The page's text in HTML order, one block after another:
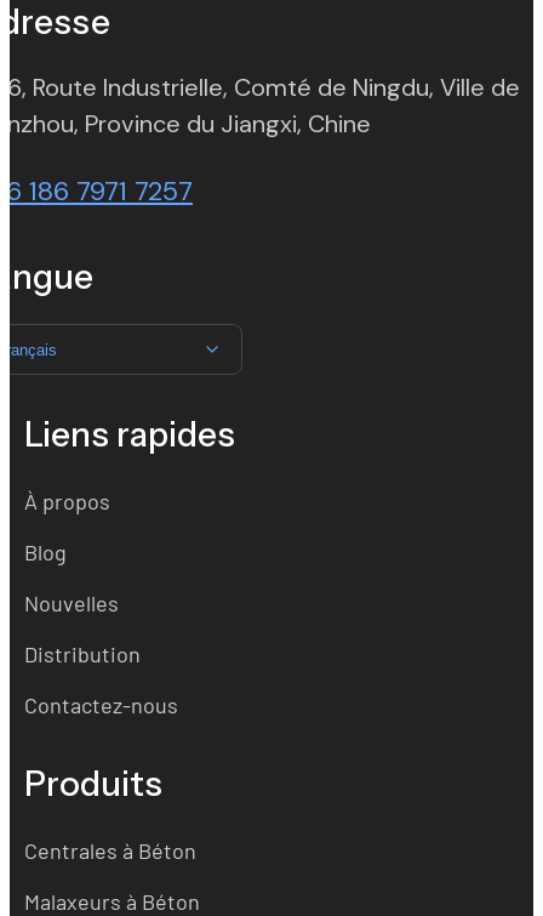
6, Route Industrielle, Comté de Ningdu, Ville de
Province du Jiangxi, Chine
186 7971 7257
Liens rapides
À propos
Blog
Nouvelles
Distribution
Contactez-nous
Produits
Centrales à Béton
Malaxeurs à Béton